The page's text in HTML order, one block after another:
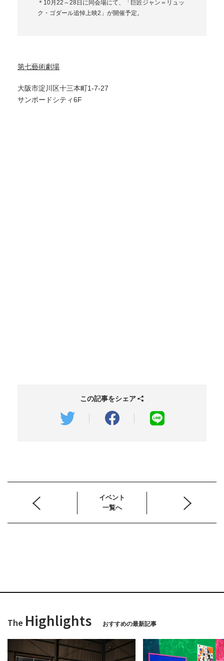
＊10月22～28日に同会場にて、「巨匠ジャン＝リュッ
ク・ゴダール追悼上映2」が開催予定。
第七藝術劇場
大阪市淀川区十三本町1-7-27
サンポードシティ6F
この記事をシェア
イベント
一覧へ
The Highlights おすすめの最新記事